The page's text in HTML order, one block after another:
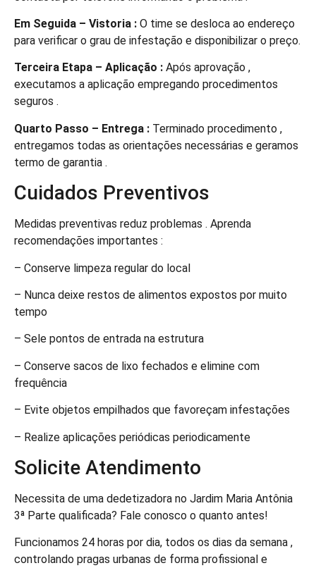
Em Seguida – Vistoria : O time se desloca ao endereço
para verificar o grau de infestação e disponibilizar o preço.
Terceira Etapa – Aplicação : Após aprovação ,
executamos a aplicação empregando procedimentos
seguros .
Quarto Passo – Entrega : Terminado procedimento ,
entregamos todas as orientações necessárias e geramos
termo de garantia .
Cuidados Preventivos
Medidas preventivas reduz problemas . Aprenda
recomendações importantes :
– Conserve limpeza regular do local
– Nunca deixe restos de alimentos expostos por muito
tempo
– Sele pontos de entrada na estrutura
– Conserve sacos de lixo fechados e elimine com
frequência
– Evite objetos empilhados que favoreçam infestações
– Realize aplicações periódicas periodicamente
Solicite Atendimento
Necessita de uma dedetizadora no Jardim Maria Antônia
3ª Parte qualificada? Fale conosco o quanto antes!
Funcionamos 24 horas por dia, todos os dias da semana ,
controlando pragas urbanas de forma profissional e